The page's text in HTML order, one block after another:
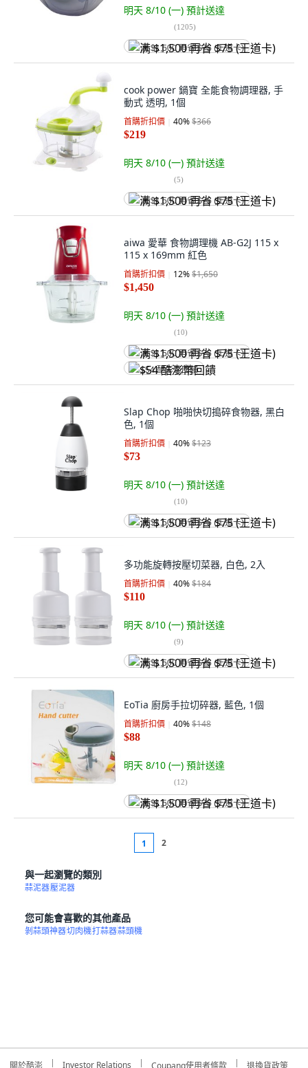
明天 8/10 (一) 預計送達
(1205)
满 $1,500 再省 $75 (王道卡)
cook power 鍋寶 全能食物調理器, 手
動式 透明, 1個
首購折扣價 40%$366
$219
明天 8/10 (一) 預計送達
(5)
满 $1,500 再省 $75 (王道卡)
aiwa 愛華 食物調理機 AB-G2J 115 x
115 x 169mm 紅色
首購折扣價 12%$1,650
$1,450
明天 8/10 (一) 預計送達
(10)
满 $1,500 再省 $75 (王道卡)
$54 酷澎幣回饋
Slap Chop 啪啪快切搗碎食物器, 黑白
色, 1個
首購折扣價 40%$123
$73
明天 8/10 (一) 預計送達
(10)
满 $1,500 再省 $75 (王道卡)
多功能旋轉按壓切菜器, 白色, 2入
首購折扣價 40%$184
$110
明天 8/10 (一) 預計送達
(9)
满 $1,500 再省 $75 (王道卡)
EoTia 廚房手拉切碎器, 藍色, 1個
首購折扣價 40%$148
$88
明天 8/10 (一) 預計送達
(12)
满 $1,500 再省 $75 (王道卡)
1 2
與一起瀏覽的類別
蒜泥器壓泥器
您可能會喜歡的其他產品
剝蒜頭神器切肉機打蒜器蒜頭機
關於酷澎 Investor Relations Coupang使用者條款 退換貨政策